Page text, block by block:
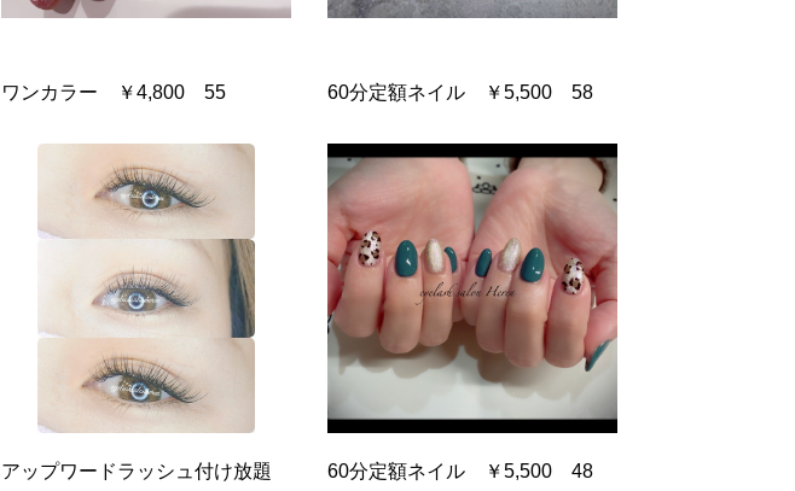
ワンカラー ￥4,800 55 60分定額ネイル ￥5,500 58
アップワードラッシュ付け放題 60分定額ネイル ￥5,500 48